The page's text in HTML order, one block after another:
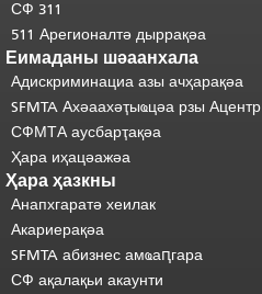
СФ 311
511 Арегионалтә дыррақәа
Еимаданы шәаанхала
Адискриминациа азы ачҳарақәа
SFMTA Ахәаахәҭыҩцәа рзы Ацентр
СФМТА аусбарҭақәа
Ҳара иҳацәажәа
Ҳара ҳазкны
Анапхгаратә хеилак
Акариерақәа
SFMTA абизнес амҩаԥгара
СФ ақалақьи акаунти